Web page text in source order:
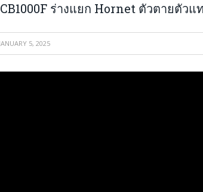
ร่างแยก Hornet ตัวตายตัวแ
JANUARY 5, 2025